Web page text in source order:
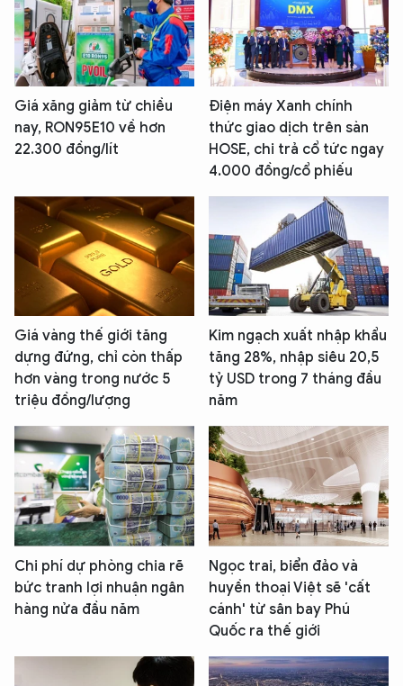
Giá xăng giảm từ chiều
nay, RON95E10 về hơn
22.300 đồng/lít
Điện máy Xanh chính
thức giao dịch trên sàn
HOSE, chi trả cổ tức ngay
4.000 đồng/cổ phiếu
Giá vàng thế giới tăng
dựng đứng, chỉ còn thấp
hơn vàng trong nước 5
triệu đồng/lượng
Kim ngạch xuất nhập khẩu
tăng 28%, nhập siêu 20,5
tỷ USD trong 7 tháng đầu
năm
Chi phí dự phòng chia rẽ
bức tranh lợi nhuận ngân
hàng nửa đầu năm
Ngọc trai, biển đảo và
huyền thoại Việt sẽ 'cất
cánh' từ sân bay Phú
Quốc ra thế giới